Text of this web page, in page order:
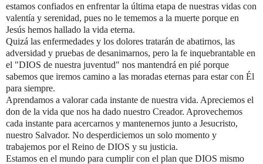
estamos confiados en enfrentar la última etapa de nuestras vidas con
valentía y serenidad, pues no le tememos a la muerte porque en
Jesús hemos hallado la vida eterna.
Quizá las enfermedades y los dolores tratarán de abatirnos, las
adversidad y pruebas de desanimarnos, pero la fe inquebrantable en
el "DIOS de nuestra juventud" nos mantendrá en pié porque
sabemos que iremos camino a las moradas eternas para estar con Él
para siempre.
Aprendamos a valorar cada instante de nuestra vida. Apreciemos el
don de la vida que nos ha dado nuestro Creador. Aprovechemos
cada instante para acercarnos y mantenernos junto a Jesucristo,
nuestro Salvador. No desperdiciemos un solo momento y
trabajemos por el Reino de DIOS y su justicia.
Estamos en el mundo para cumplir con el plan que DIOS mismo